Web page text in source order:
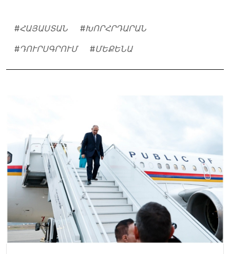
#ՀԱՅԱՍՏԱՆ #ԽՈՐՀՐԴԱՐԱՆ
#ԴՈՒՐՍԳՐՈՒՄ #ՄԵՔԵՆԱ